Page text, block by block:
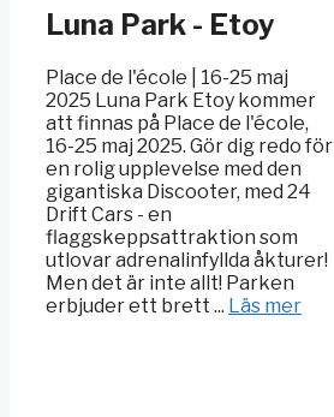
Luna Park - Etoy
Place de l'école | 16-25 maj
2025 Luna Park Etoy kommer
att finnas på Place de l'école,
16-25 maj 2025. Gör dig redo för
en rolig upplevelse med den
gigantiska Discooter, med 24
Drift Cars - en
flaggskeppsattraktion som
utlovar adrenalinfyllda åkturer!
Men det är inte allt! Parken
erbjuder ett brett ... Läs mer